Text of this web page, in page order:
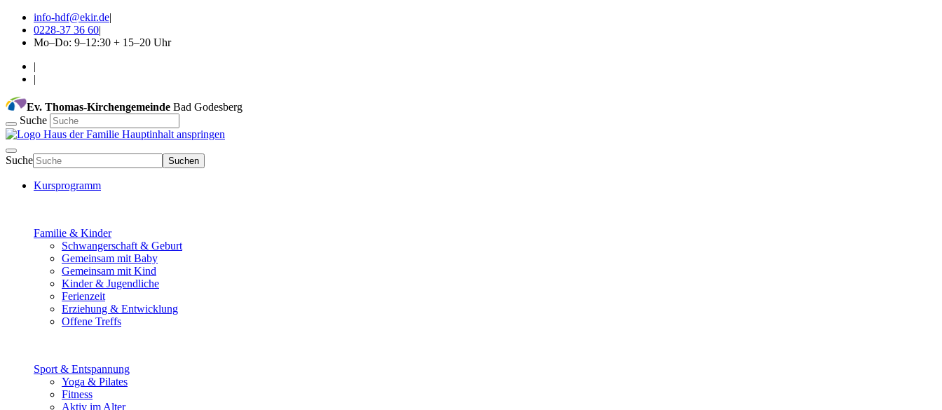
info-hdf@ekir.de|
0228-37 36 60|
Mo–Do: 9–12:30 + 15–20 Uhr
|
|
Ev. Thomas-Kirchengemeinde Bad Godesberg
Suche
Hauptinhalt anspringen
Suche Suchen
Kursprogramm
Familie & Kinder
Schwangerschaft & Geburt
Gemeinsam mit Baby
Gemeinsam mit Kind
Kinder & Jugendliche
Ferienzeit
Erziehung & Entwicklung
Offene Treffs
Sport & Entspannung
Yoga & Pilates
Fitness
Aktiv im Alter